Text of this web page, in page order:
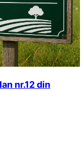
nr.12 din